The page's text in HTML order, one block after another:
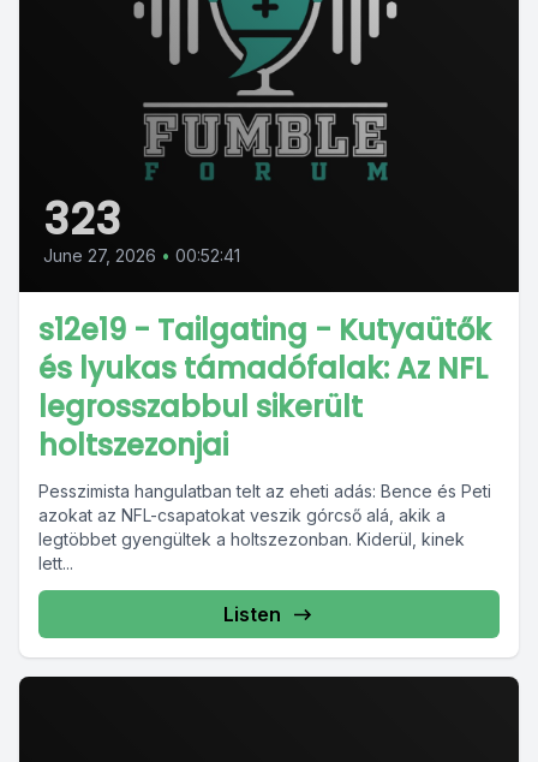
323
June 27, 2026 • 00:52:41
s12e19 - Tailgating - Kutyaütők
és lyukas támadófalak: Az NFL
legrosszabbul sikerült
holtszezonjai
Pesszimista hangulatban telt az eheti adás: Bence és Peti
azokat az NFL-csapatokat veszik górcső alá, akik a
legtöbbet gyengültek a holtszezonban. Kiderül, kinek
lett...
Listen